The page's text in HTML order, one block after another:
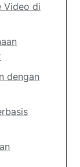
Video di
dengan